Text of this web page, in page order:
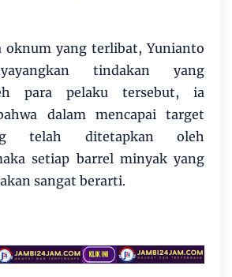
oknum yang terlibat, Yunianto
tindakan yang
para pelaku tersebut, ia
dalam mencapai target
telah ditetapkan oleh
setiap barrel minyak yang
sangat berarti.